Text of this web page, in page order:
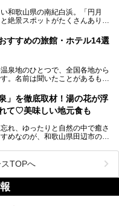
ーも紹介しちゃいます！
和歌山県の南紀白浜。「円月
絶景スポットがたくさんありま
古湯の一つにも。
大江戸温泉物語Premium 白浜
泉＆バイキング＆レジャースポ
力をたっぷり体験してきたので
ルズ＆リゾーツ株式会社【P
白浜彩朝楽のPR記事で
すすめの旅館・ホテル14選
泉地のひとつで、全国各地から
。名前は聞いたことがあるもの
ではないでしょうか。
ナー向けの基本情報をご紹介し
観光スポットも合わせてご紹介
」を徹底取材！湯の花が浮
て♡美味しい地元食も
れ、ゆったりと自然の中で癒さ
めなのが、和歌山県田辺市の
どんどん期待が膨らみますよ。
に入れるだけではなく、地元の
ける「露天食堂」でお腹も満た
ックしてくださいね。
TOPへ